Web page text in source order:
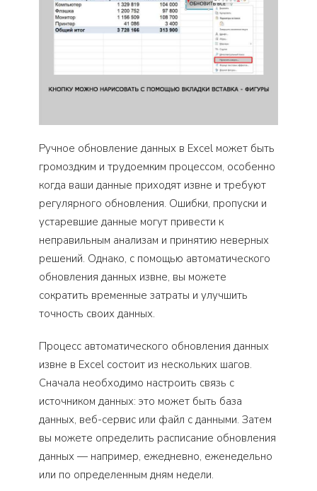
Ручное обновление данных в Excel может быть
громоздким и трудоемким процессом, особенно
когда ваши данные приходят извне и требуют
регулярного обновления. Ошибки, пропуски и
устаревшие данные могут привести к
неправильным анализам и принятию неверных
решений. Однако, с помощью автоматического
обновления данных извне, вы можете
сократить временные затраты и улучшить
точность своих данных.
Процесс автоматического обновления данных
извне в Excel состоит из нескольких шагов.
Сначала необходимо настроить связь с
источником данных: это может быть база
данных, веб-сервис или файл с данными. Затем
вы можете определить расписание обновления
данных — например, ежедневно, еженедельно
или по определенным дням недели.